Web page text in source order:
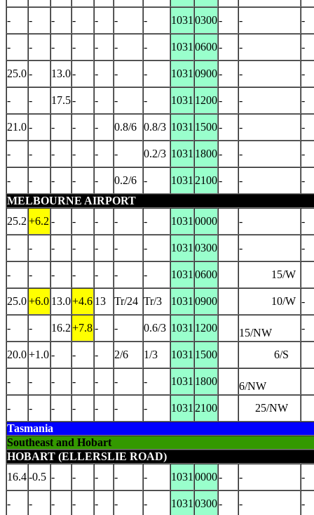
- - - - - - - 1031 0300- - -
- - - - - - - 1031 0600- - -
25.0- 13.0- - - - 1031 0900- - -
- - 17.5- - - - 1031 1200- - -
21.0- - - - 0.8/6 0.8/3 1031 1500- - -
- - - - - - 0.2/3 1031 1800- - -
- - - - - 0.2/6 - 1031 2100- -
-
MELBOURNE AIRPORT
25.2 +6.2 - - - - - 1031 0000 - -
- - - - - - - 1031 0300 - -
- - - - - - - 1031 0600 15/W
25.0+6.0 13.0+4.6 13 Tr/24 Tr/3 1031 0900 10/W -
- - 16.2+7.8- - 0.6/3 1031 1200 15/NW -
20.0+1.0- - - 2/6 1/3 1031 1500 6/S
- - - - - - - 1031 1800
6/NW
-
- - - - - - 1031 2100
25/NW
Tasmania
Southeast and Hobart
HOBART (ELLERSLIE ROAD)
16.4-0.5 - - - - - 1031 0000- - -
- - - - - - - 1031 0300- - -